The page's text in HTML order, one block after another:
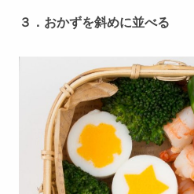
３．おかずを斜めに並べる